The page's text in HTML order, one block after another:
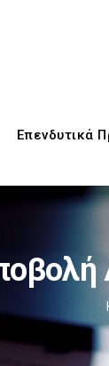
Επενδυτικά